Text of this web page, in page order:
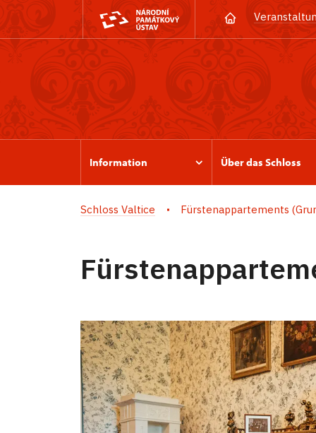
Information Über das Schloss
Schloss Valtice Fürstenappartements